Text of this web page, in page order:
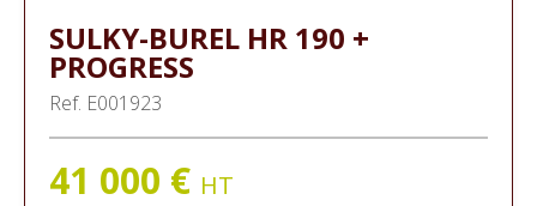
SULKY-BUREL HR 190 +
PROGRESS
Ref. E001923
41 000 € HT